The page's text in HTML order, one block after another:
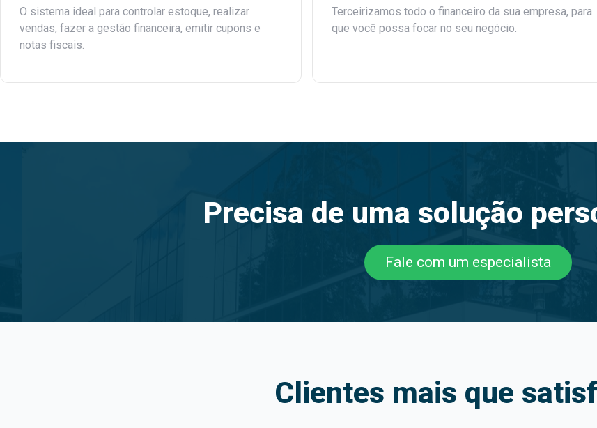
O sistema ideal para controlar estoque, realizar
vendas, fazer a gestão financeira, emitir cupons e
notas fiscais.
Terceirizamos todo o financeiro da sua empresa, para
que você possa focar no seu negócio.
Precisa de uma solução
Fale com um especialista
Clientes mais que